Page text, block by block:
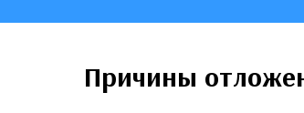
Причины